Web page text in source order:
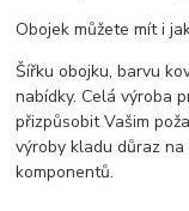
Obojek můžete mít i
Šířku obojku, barvu
nabídky. Celá výroba
přizpůsobit Vašim
výroby kladu důraz
komponentů.